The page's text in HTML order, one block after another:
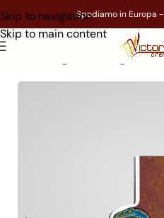
Skip to navigation
Skip to main content
Spediamo in Europa
Segnalibri magnetici